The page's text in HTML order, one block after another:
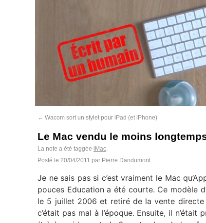
← Wacom sort un stylet pour iPad (et iPhone)
Le Mac vendu le moins
La note a été taggée iMac.
Posté le 20/04/2011 par Pierre Dandumont
Je ne sais pas si c’est vraiment le Mac
pouces Education a été courte. Ce modèle
le 5 juillet 2006 et retiré de la vente directe
c’était pas mal à l’époque. Ensuite, il